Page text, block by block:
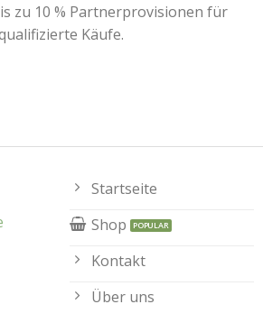
zu 10 % Partnerprovisionen für
Käufe.
Startseite
Shop
Kontakt
Über uns